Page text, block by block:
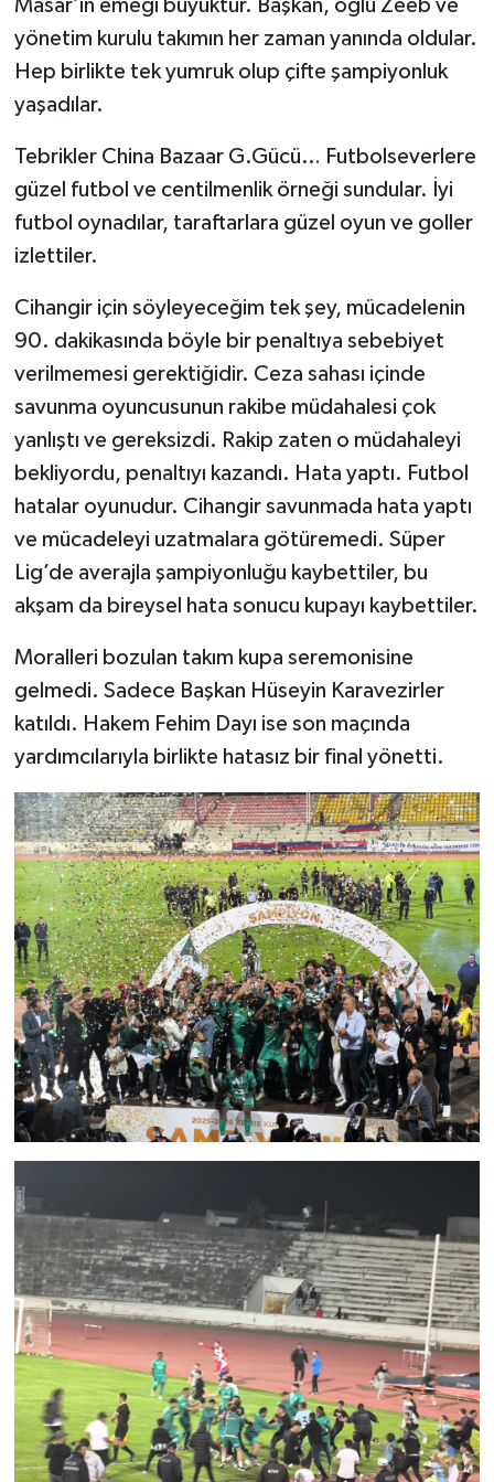
Masar’ın emeği büyüktür. Başkan, oğlu Zeeb ve
yönetim kurulu takımın her zaman yanında oldular.
Hep birlikte tek yumruk olup çifte şampiyonluk
yaşadılar.
Tebrikler China Bazaar G.Gücü… Futbolseverlere
güzel futbol ve centilmenlik örneği sundular. İyi
futbol oynadılar, taraftarlara güzel oyun ve goller
izlettiler.
Cihangir için söyleyeceğim tek şey, mücadelenin
90. dakikasında böyle bir penaltıya sebebiyet
verilmemesi gerektiğidir. Ceza sahası içinde
savunma oyuncusunun rakibe müdahalesi çok
yanlıştı ve gereksizdi. Rakip zaten o müdahaleyi
bekliyordu, penaltıyı kazandı. Hata yaptı. Futbol
hatalar oyunudur. Cihangir savunmada hata yaptı
ve mücadeleyi uzatmalara götüremedi. Süper
Lig’de averajla şampiyonluğu kaybettiler, bu
akşam da bireysel hata sonucu kupayı kaybettiler.
Moralleri bozulan takım kupa seremonisine
gelmedi. Sadece Başkan Hüseyin Karavezirler
katıldı. Hakem Fehim Dayı ise son maçında
yardımcılarıyla birlikte hatasız bir final yönetti.